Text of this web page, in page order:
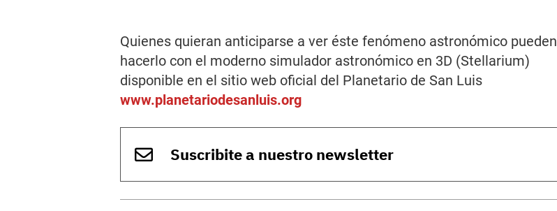
Quienes quieran anticiparse a ver éste fenómeno astronómico pueden
hacerlo con el moderno simulador astronómico en 3D (Stellarium)
disponible en el sitio web oficial del Planetario de San Luis
www.planetariodesanluis.org
Suscribite a nuestro newsletter